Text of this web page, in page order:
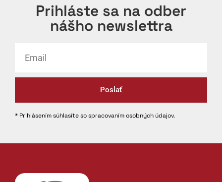
Prihláste sa na odber
nášho newslettra
Poslať
* Prihlásením súhlasíte so spracovaním osobných údajov.